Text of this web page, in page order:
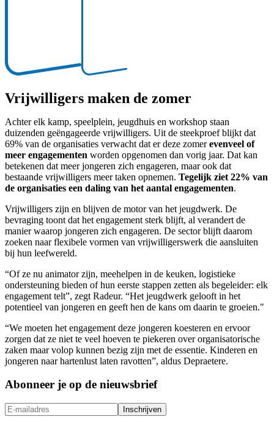
Vrijwilligers maken de zomer
Achter elk kamp, speelplein, jeugdhuis en workshop staan
duizenden geëngageerde vrijwilligers. Uit de steekproef blijkt dat
69% van de organisaties verwacht dat er deze zomerevenveel of
meer engagementen worden opgenomen dan vorig jaar. Dat kan
betekenen dat meer jongeren zich engageren, maar ook dat
bestaande vrijwilligers meer taken opnemen. Tegelijk ziet 22% van
de organisaties een daling van het aantal engagementen.
Vrijwilligers zijn en blijven de motor van het jeugdwerk. De
bevraging toont dat het engagement sterk blijft, al verandert de
manier waarop jongeren zich engageren. De sector blijft daarom
zoeken naar flexibele vormen van vrijwilligerswerk die aansluiten
bij hun leefwereld.
“Of ze nu animator zijn, meehelpen in de keuken, logistieke
ondersteuning bieden of hun eerste stappen zetten als begeleider: elk
engagement telt”, zegt Radeur. “Het jeugdwerk gelooft in het
potentieel van jongeren en geeft hen de kans om daarin te groeien."
“We moeten het engagement deze jongeren koesteren en ervoor
zorgen dat ze niet te veel hoeven te piekeren over organisatorische
zaken maar volop kunnen bezig zijn met de essentie. Kinderen en
jongeren naar hartenlust laten ravotten”, aldus Depraetere.
Abonneer je op de nieuwsbrief
Inschrijven